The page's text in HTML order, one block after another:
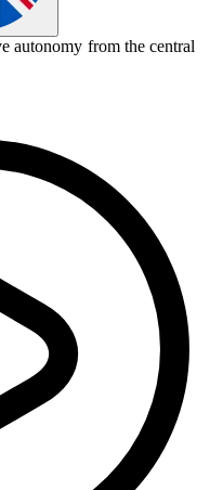
autonomy from the central